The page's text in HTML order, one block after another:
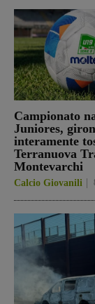
Campionato
Juniores,
interamente
Terranuova
Montevarchi
Calcio Giovanili